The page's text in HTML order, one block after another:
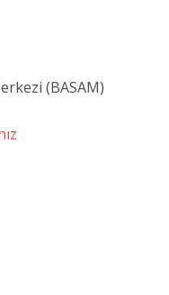
(BASAM)